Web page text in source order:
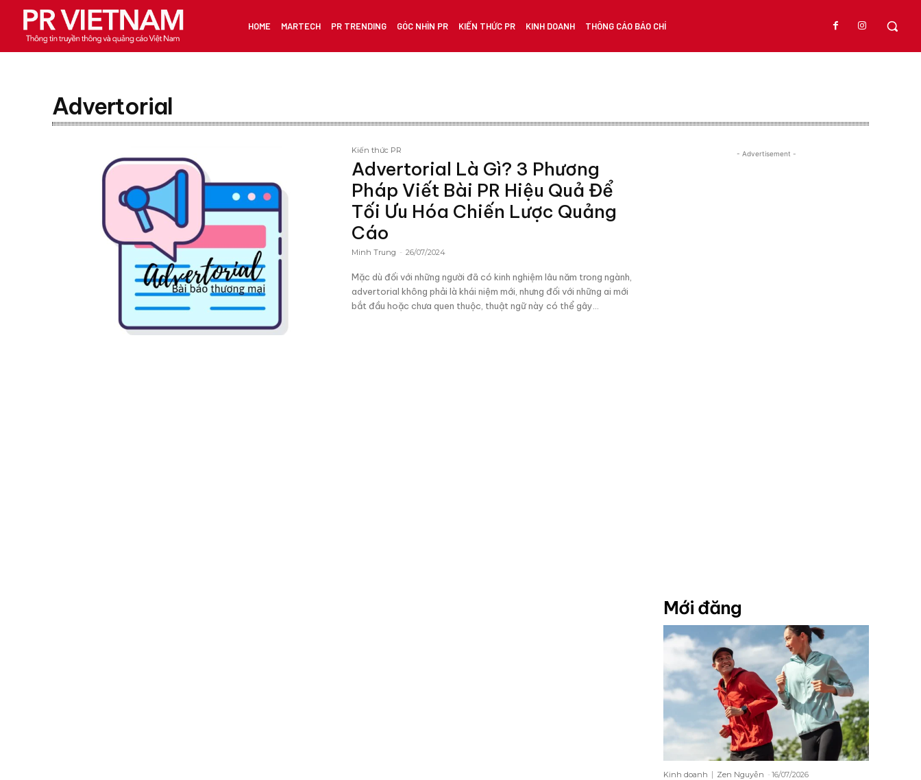
HOME MARTECH PR TRENDING GÓC NHÌN PR KIẾN THỨC PR KINH DOANH THÔNG CÁO BÁO CHÍ
Advertorial
Kiến thức PR
Advertorial Là Gì? 3 Phương
Pháp Viết Bài PR Hiệu Quả Để
Tối Ưu Hóa Chiến Lược Quảng
Cáo
Minh Trung - 26/07/2024
Mặc dù đối với những người đã có kinh nghiệm lâu năm trong ngành,
advertorial không phải là khái niệm mới, nhưng đối với những ai mới
bắt đầu hoặc chưa quen thuộc, thuật ngữ này có thể gây...
- Advertisement -
Mới đăng
Kinh doanh Zen Nguyễn - 16/07/2026